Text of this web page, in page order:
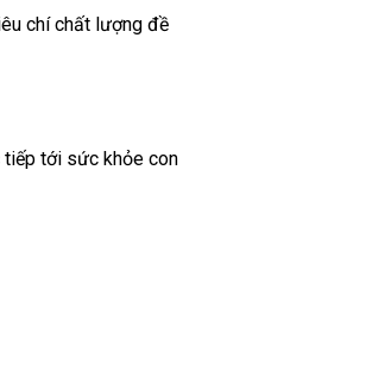
chí chất lượng đề
tiếp tới sức khỏe con